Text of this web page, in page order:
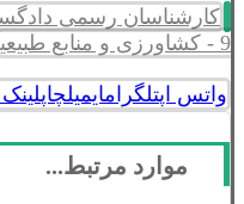
کارشناسان رسمی
9 - کشاورزی و منابع طبیعی
واتس اپتلگرامایمیلچاپ
موارد مرتبط...